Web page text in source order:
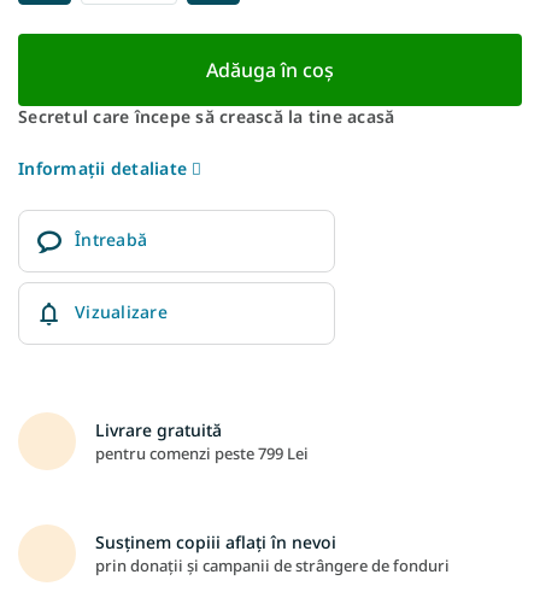
Adăuga în coş
Secretul care începe să crească la tine acasă
Informaţii detaliate
Întreabă
Vizualizare
Livrare gratuită
pentru comenzi peste 799 Lei
Susținem copiii aflați în nevoi
prin donații și campanii de strângere de fonduri